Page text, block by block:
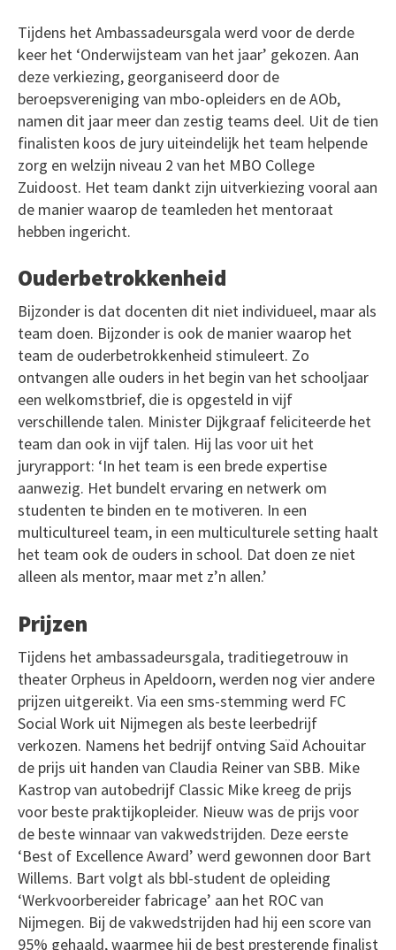
Tijdens het Ambassadeursgala werd voor de derde
keer het ‘Onderwijsteam van het jaar’ gekozen. Aan
deze verkiezing, georganiseerd door de
beroepsvereniging van mbo-opleiders en de AOb,
namen dit jaar meer dan zestig teams deel. Uit de tien
finalisten koos de jury uiteindelijk het team helpende
zorg en welzijn niveau 2 van het MBO College
Zuidoost. Het team dankt zijn uitverkiezing vooral aan
de manier waarop de teamleden het mentoraat
hebben ingericht.
Ouderbetrokkenheid
Bijzonder is dat docenten dit niet individueel, maar als
team doen. Bijzonder is ook de manier waarop het
team de ouderbetrokkenheid stimuleert. Zo
ontvangen alle ouders in het begin van het schooljaar
een welkomstbrief, die is opgesteld in vijf
verschillende talen. Minister Dijkgraaf feliciteerde het
team dan ook in vijf talen. Hij las voor uit het
juryrapport: ‘In het team is een brede expertise
aanwezig. Het bundelt ervaring en netwerk om
studenten te binden en te motiveren. In een
multicultureel team, in een multiculturele setting haalt
het team ook de ouders in school. Dat doen ze niet
alleen als mentor, maar met z’n allen.’
Prijzen
Tijdens het ambassadeursgala, traditiegetrouw in
theater Orpheus in Apeldoorn, werden nog vier andere
prijzen uitgereikt. Via een sms-stemming werd FC
Social Work uit Nijmegen als beste leerbedrijf
verkozen. Namens het bedrijf ontving Saïd Achouitar
de prijs uit handen van Claudia Reiner van SBB. Mike
Kastrop van autobedrijf Classic Mike kreeg de prijs
voor beste praktijkopleider. Nieuw was de prijs voor
de beste winnaar van vakwedstrijden. Deze eerste
‘Best of Excellence Award’ werd gewonnen door Bart
Willems. Bart volgt als bbl-student de opleiding
‘Werkvoorbereider fabricage’ aan het ROC van
Nijmegen. Bij de vakwedstrijden had hij een score van
95% gehaald, waarmee hij de best presterende finalist